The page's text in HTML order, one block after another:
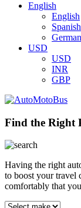
English
English
Spanish
German
USD
USD
INR
GBP
Find the Right
Having the right
to boost your travel
comfortably that